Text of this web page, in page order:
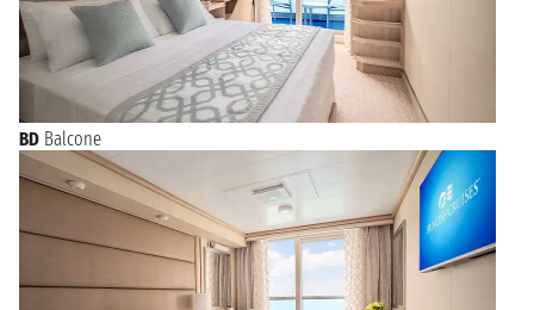
BD Balcone